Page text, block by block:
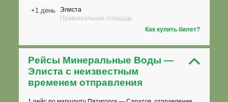
+1 день
Элиста
Привокзальная площадь
Как купить билет?
Рейсы Минеральные Воды —
Элиста с неизвестным
временем отправления